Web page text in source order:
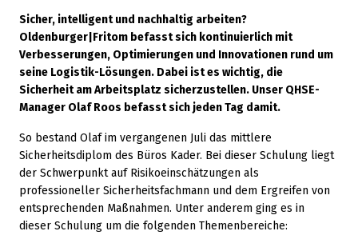
Sicher, intelligent und nachhaltig arbeiten?
Oldenburger|Fritom befasst sich kontinuierlich mit
Verbesserungen, Optimierungen und Innovationen rund um
seine Logistik-Lösungen. Dabei ist es wichtig, die
Sicherheit am Arbeitsplatz sicherzustellen. Unser QHSE-
Manager Olaf Roos befasst sich jeden Tag damit.
So bestand Olaf im vergangenen Juli das mittlere
Sicherheitsdiplom des Büros Kader. Bei dieser Schulung liegt
der Schwerpunkt auf Risikoeinschätzungen als
professioneller Sicherheitsfachmann und dem Ergreifen von
entsprechenden Maßnahmen. Unter anderem ging es in
dieser Schulung um die folgenden Themenbereiche: